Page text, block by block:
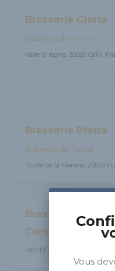
Brasserie Gloria
Brasseurs de France
Valle al legno, 20260 Calvi,
Brasserie Pietra
Brasseurs de France
Route de la Marana, 20620
Brasserie Kiara
Corse
LIEUDIT POMPUGLIANI,
Vous